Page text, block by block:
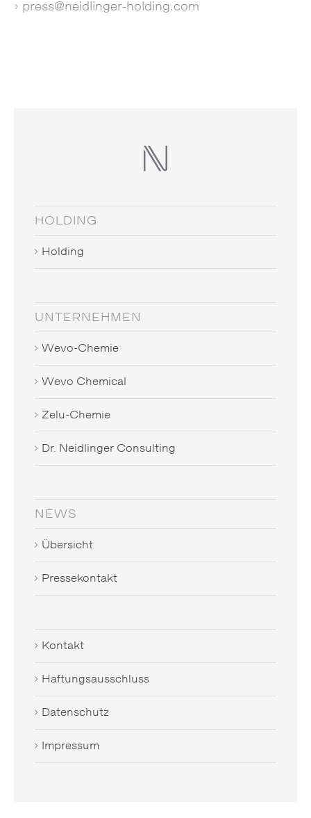
› press@neidlinger-holding.com
HOLDING
Holding
UNTERNEHMEN
Wevo-Chemie
Wevo Chemical
Zelu-Chemie
Dr. Neidlinger Consulting
NEWS
Übersicht
Pressekontakt
Kontakt
Haftungsausschluss
Datenschutz
Impressum